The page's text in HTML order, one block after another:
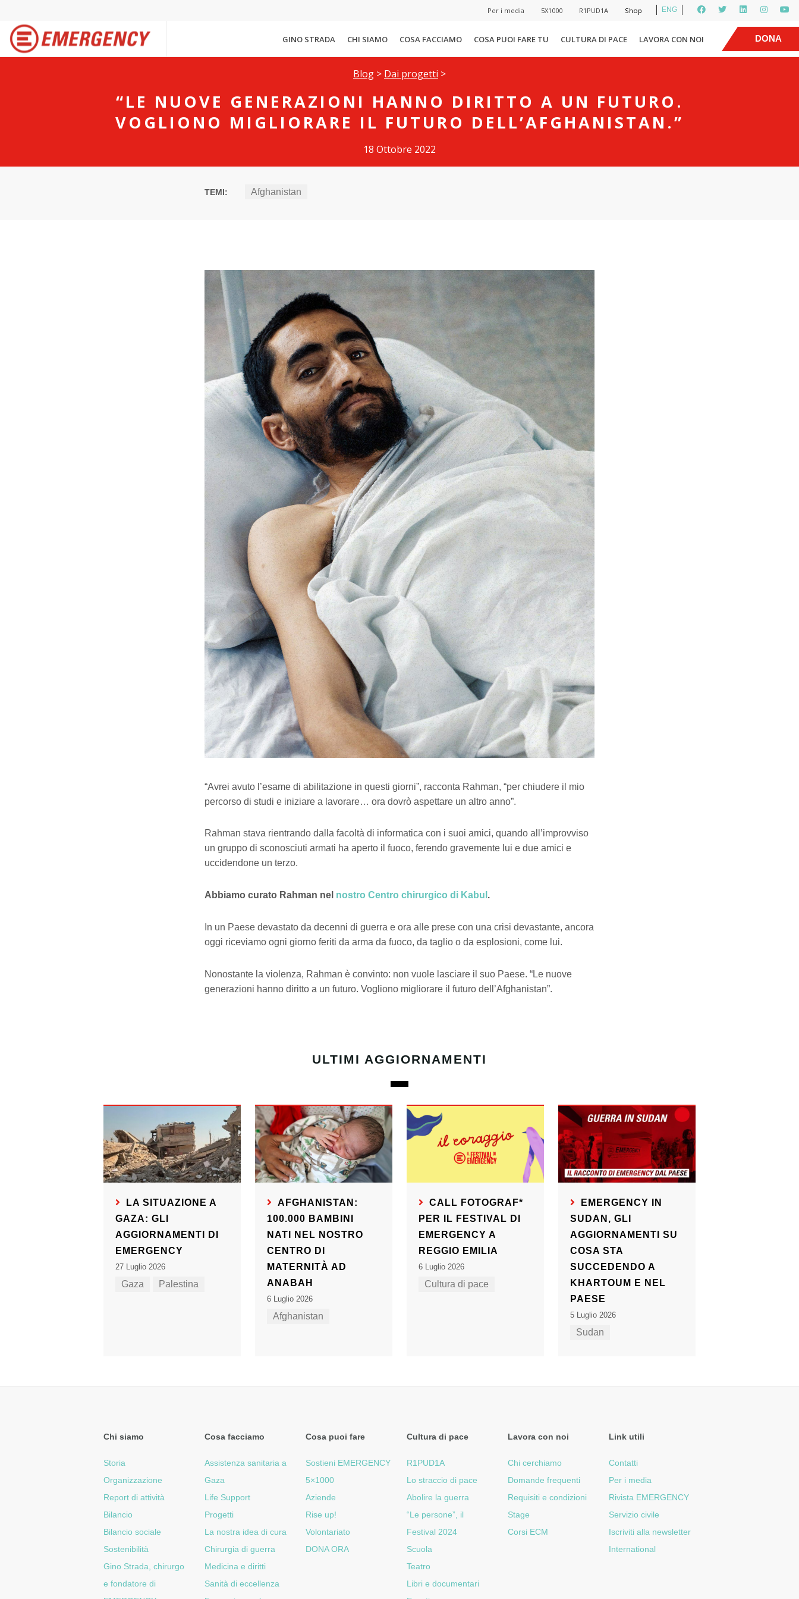
ENG
Per i media 5X1000 R1PUD1A Shop
DONA
GINO STRADA CHI SIAMO COSA FACCIAMO COSA PUOI FARE TU CULTURA DI PACE LAVORA CON NOI
Blog > Dai progetti >
“LE NUOVE GENERAZIONI HANNO DIRITTO A UN FUTURO.
VOGLIONO MIGLIORARE IL FUTURO DELL’AFGHANISTAN.”
18 Ottobre 2022
TEMI: Afghanistan
“Avrei avuto l’esame di abilitazione in questi giorni”, racconta Rahman, “per chiudere il mio
percorso di studi e iniziare a lavorare… ora dovrò aspettare un altro anno”.
Rahman stava rientrando dalla facoltà di informatica con i suoi amici, quando all’improvviso
un gruppo di sconosciuti armati ha aperto il fuoco, ferendo gravemente lui e due amici e
uccidendone un terzo.
Abbiamo curato Rahman nel nostro Centro chirurgico di Kabul .
In un Paese devastato da decenni di guerra e ora alle prese con una crisi devastante, ancora
oggi riceviamo ogni giorno feriti da arma da fuoco, da taglio o da esplosioni, come lui.
Nonostante la violenza, Rahman è convinto: non vuole lasciare il suo Paese. “Le nuove
generazioni hanno diritto a un futuro. Vogliono migliorare il futuro dell’Afghanistan”.
ULTIMI AGGIORNAMENTI
LA SITUAZIONE A
GAZA: GLI
AGGIORNAMENTI DI
EMERGENCY
27 Luglio 2026
Gaza Palestina
AFGHANISTAN:
100.000 BAMBINI
NATI NEL NOSTRO
CENTRO DI
MATERNITÀ AD
ANABAH
6 Luglio 2026
Afghanistan
CALL FOTOGRAF*
PER IL FESTIVAL DI
EMERGENCY A
REGGIO EMILIA
6 Luglio 2026
Cultura di pace
EMERGENCY IN
SUDAN, GLI
AGGIORNAMENTI SU
COSA STA
SUCCEDENDO A
KHARTOUM E NEL
PAESE
5 Luglio 2026
Sudan
Chi siamo
Storia
Organizzazione
Report di attività
Bilancio
Bilancio sociale
Sostenibilità
Gino Strada, chirurgo
e fondatore di
Cosa facciamo
Assistenza sanitaria a
Gaza
Life Support
Progetti
La nostra idea di cura
Chirurgia di guerra
Medicina e diritti
Sanità di eccellenza
Cosa puoi fare
Sostieni EMERGENCY
5×1000
Aziende
Rise up!
Volontariato
DONA ORA
Cultura di pace
R1PUD1A
Lo straccio di pace
Abolire la guerra
“Le persone”, il
Festival 2024
Scuola
Teatro
Libri e documentari
Lavora con noi
Chi cerchiamo
Domande frequenti
Requisiti e condizioni
Stage
Corsi ECM
Link utili
Contatti
Per i media
Rivista EMERGENCY
Servizio civile
Iscriviti alla newsletter
International